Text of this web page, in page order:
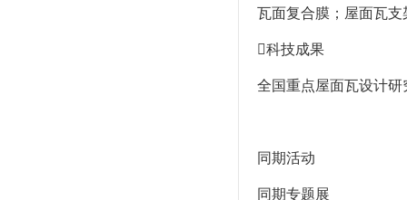
瓦面复合膜；屋面瓦
科技成果
全国重点屋面瓦设计
同期活动
同期专题展